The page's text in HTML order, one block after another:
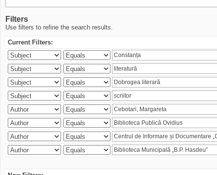
Filters
Use filters to refine the search results.
Current Filters: